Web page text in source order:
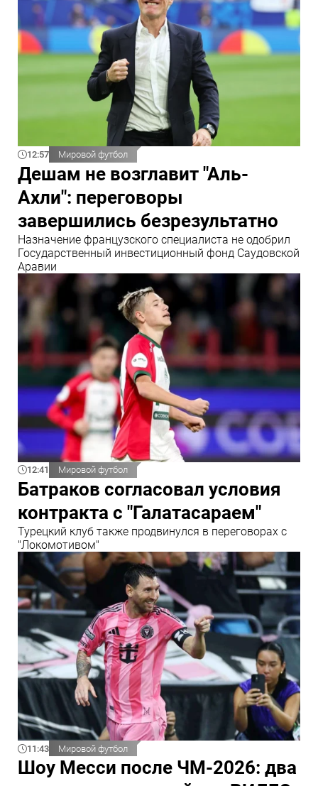
12:57 Мировой футбол
Дешам не возглавит "Аль-
Ахли": переговоры
завершились безрезультатно
Назначение французского специалиста не одобрил
Государственный инвестиционный фонд Саудовской
Аравии
12:41 Мировой футбол
Батраков согласовал условия
контракта с "Галатасараем"
Турецкий клуб также продвинулся в переговорах с
"Локомотивом"
11:43 Мировой футбол
Шоу Месси после ЧМ-2026: два